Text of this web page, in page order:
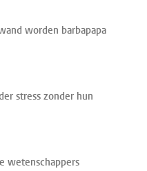
worden barbapapa
stress zonder hun
wetenschappers